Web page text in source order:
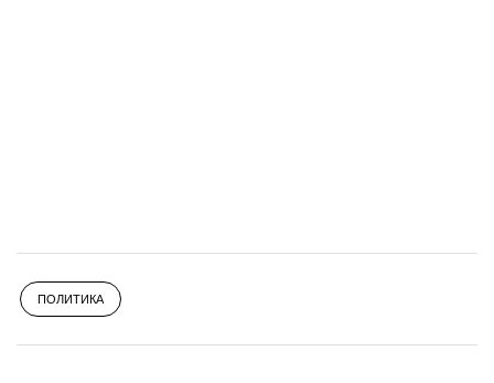
ПОЛИТИКА